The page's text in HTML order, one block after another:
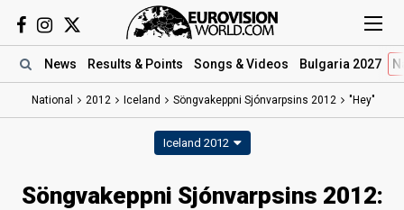
News Results & Points Songs & Videos Bulgaria 2027
National 2012 Iceland Söngvakeppni Sjónvarpsins 2012 "Hey"
Iceland 2012
Söngvakeppni Sjónvarpsins 2012: